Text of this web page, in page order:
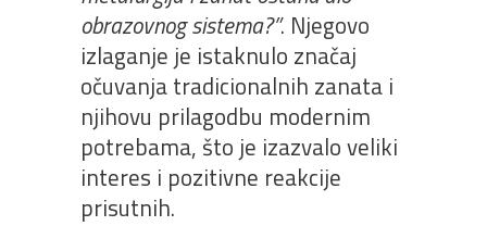
obrazovnog sistema?”. Njegovo
izlaganje je istaknulo značaj
očuvanja tradicionalnih zanata i
njihovu prilagodbu modernim
potrebama, što je izazvalo veliki
interes i pozitivne reakcije
prisutnih.